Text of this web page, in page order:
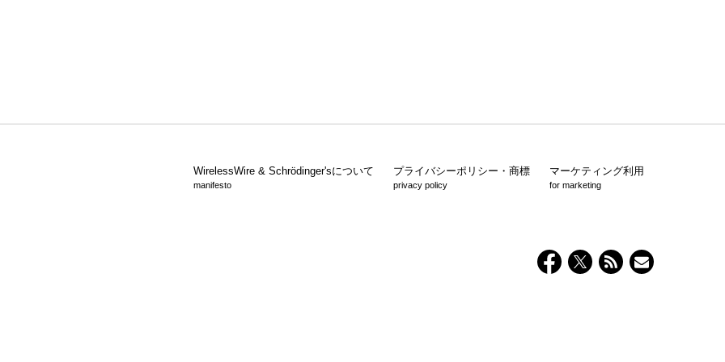
WirelessWire & Schrödinger'sについて
manifesto
プライバシーポリシー・商標
privacy policy
マーケティング利用
for marketing